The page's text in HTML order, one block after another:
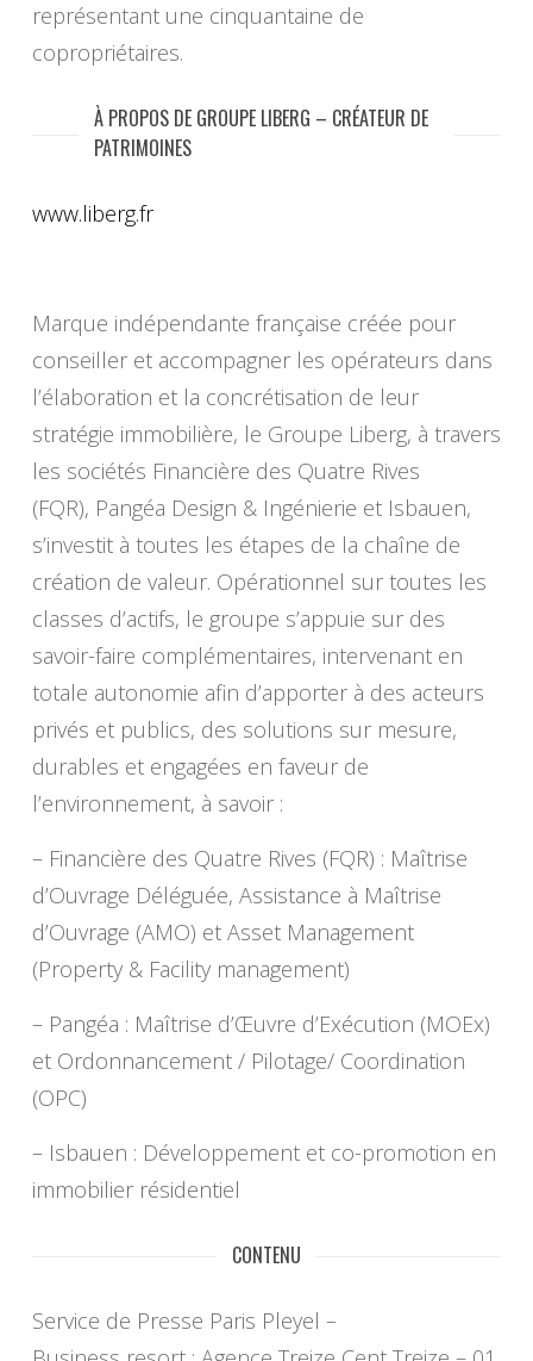
représentant une cinquantaine de
copropriétaires.
À PROPOS DE GROUPE LIBERG – CRÉATEUR DE
PATRIMOINES
www.liberg.fr
Marque indépendante française créée pour
conseiller et accompagner les opérateurs dans
l’élaboration et la concrétisation de leur
stratégie immobilière, le Groupe Liberg, à travers
les sociétés Financière des Quatre Rives
(FQR), Pangéa Design & Ingénierie et Isbauen,
s’investit à toutes les étapes de la chaîne de
création de valeur. Opérationnel sur toutes les
classes d’actifs, le groupe s’appuie sur des
savoir-faire complémentaires, intervenant en
totale autonomie afin d’apporter à des acteurs
privés et publics, des solutions sur mesure,
durables et engagées en faveur de
l’environnement, à savoir :
– Financière des Quatre Rives (FQR) : Maîtrise
d’Ouvrage Déléguée, Assistance à Maîtrise
d’Ouvrage (AMO) et Asset Management
(Property & Facility management)
– Pangéa : Maîtrise d’Œuvre d’Exécution (MOEx)
et Ordonnancement / Pilotage/ Coordination
(OPC)
– Isbauen : Développement et co-promotion en
immobilier résidentiel
CONTENU
Service de Presse Paris Pleyel –